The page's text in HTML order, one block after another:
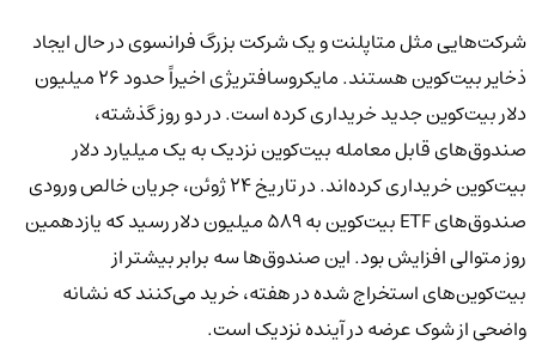
شرکت‌هایی مثل متاپلنت و یک شرکت بزرگ فرانسوی در حال ایجاد
ذخایر بیت‌کوین هستند. مایکروسافتریژی اخیراً حدود ۲۶ میلیون
دلار بیت‌کوین جدید خریداری کرده است. در دو روز گذشته،
صندوق‌های قابل معامله بیت‌کوین نزدیک به یک میلیارد دلار
بیت‌کوین خریداری کرده‌اند. در تاریخ ۲۴ ژوئن، جریان خالص ورودی
صندوق‌های ETF بیت‌کوین به ۵۸۹ میلیون دلار رسید که یازدهمین
روز متوالی افزایش بود. این صندوق‌ها سه برابر بیشتر از
بیت‌کوین‌های استخراج شده در هفته، خرید می‌کنند که نشانه
واضحی از شوک عرضه در آینده نزدیک است.